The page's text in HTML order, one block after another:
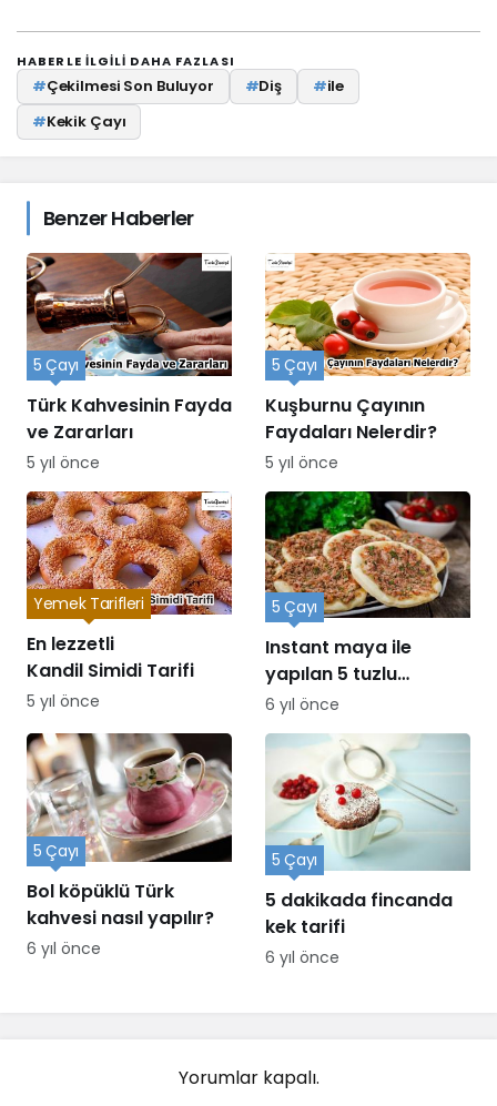
HABERLE ILGILI DAHA FAZLASI
#Çekilmesi Son Buluyor #Diş #ile
#Kekik Çayı
Benzer Haberler
Türk Kahvesinin Fayda
ve Zararları
5 Çayı
5 yıl önce
Kuşburnu Çayının
Faydaları Nelerdir?
5 Çayı
5 yıl önce
En lezzetli
Kandil Simidi Tarifi
Yemek Tarifleri
5 yıl önce
Instant maya ile
yapılan 5 tuzlu
ikramlık
5 Çayı
6 yıl önce
Bol köpüklü Türk
kahvesi nasıl yapılır?
5 Çayı
6 yıl önce
5 dakikada fincanda
kek tarifi
5 Çayı
6 yıl önce
Yorumlar kapalı.